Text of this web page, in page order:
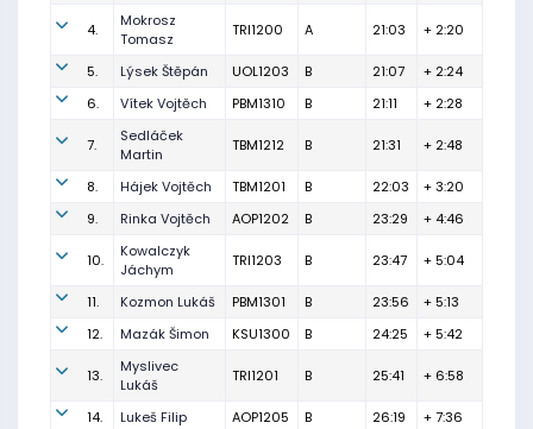
4.
Mokrosz
Tomasz
TRI1200 A 21:03 + 2:20
5. Lýsek Štěpán UOL1203 B 21:07
+ 2:24
6.
Vítek Vojtěch PBM1310 B 21:11 + 2:28
7.
Sedláček
Martin
TBM1212 B 21:31 + 2:48
8. Hájek Vojtěch TBM1201 B 22:03
+ 3:20
9.
Rinka Vojtěch AOP1202 B 23:29 + 4:46
10.
Kowalczyk
Jáchym
TRI1203 B 23:47 + 5:04
11. Kozmon Lukáš PBM1301 B 23:56
+ 5:13
12.
Mazák Šimon KSU1300 B 24:25 + 5:42
13.
Myslivec
Lukáš
TRI1201 B 25:41 + 6:58
14. Lukeš Filip AOP1205 B 26:19
+ 7:36